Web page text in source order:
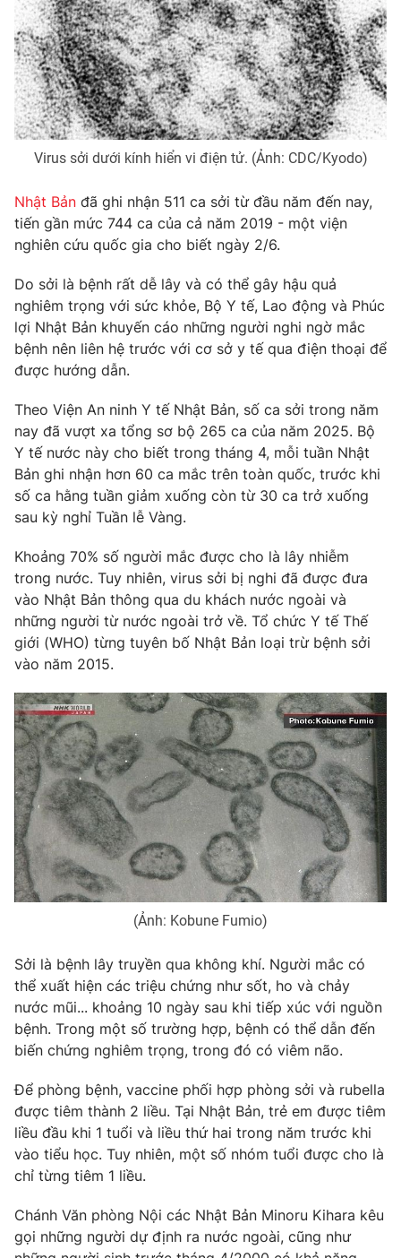
Góc doanh nghiệp
Truyền hình
Phim VTV
Hậu trường
Nhân vật
Khán giả
Giải sao mai
Giải trí
Điện ảnh
Đời sống
Du lịch
Làm đẹp
Chất lượng cuộc sống
Tuyển sinh
Học trực tuyến
Công nghệ
Sản phẩm
Thị trường
Tư vấn
Giao lưu trực tuyến
Lịch phát sóng
Emagazine Podcast
Photo Infographic
VTV Money VTV Thể thao
VTV Sức khoẻ Bất động sản
Thị trường 24h Tấm lòng Việt
VTV4 Vươn mình bằng AI
VTV9 VTV8
Liên hệ tòa soạn English
Theo dõi báo trên
Cơ quan chủ quản:
Đài Truyền hình Việt Nam
Cơ quan báo chí:Thời báo VTV
Giấy phép hoạt động báo in và báo điện tử số 483/GP-BTTTT
cấp ngày 29/12/2023
Tổng Biên tập: Vũ Thanh Thủy
Nguyễn Trọng Ninh
Tổng đài VTV:024.38 355 931 - 024.38 355 932
Virus sởi dưới kính hiển vi điện tử. (Ảnh: CDC/Kyodo)
Nhật Bản đã ghi nhận 511 ca sởi từ đầu năm đến nay,
tiến gần mức 744 ca của cả năm 2019 - một viện
nghiên cứu quốc gia cho biết ngày 2/6.
Do sởi là bệnh rất dễ lây và có thể gây hậu quả
nghiêm trọng với sức khỏe, Bộ Y tế, Lao động và Phúc
lợi Nhật Bản khuyến cáo những người nghi ngờ mắc
bệnh nên liên hệ trước với cơ sở y tế qua điện thoại để
được hướng dẫn.
Theo Viện An ninh Y tế Nhật Bản, số ca sởi trong năm
nay đã vượt xa tổng sơ bộ 265 ca của năm 2025. Bộ
Y tế nước này cho biết trong tháng 4, mỗi tuần Nhật
Bản ghi nhận hơn 60 ca mắc trên toàn quốc, trước khi
số ca hằng tuần giảm xuống còn từ 30 ca trở xuống
sau kỳ nghỉ Tuần lễ Vàng.
Khoảng 70% số người mắc được cho là lây nhiễm
trong nước. Tuy nhiên, virus sởi bị nghi đã được đưa
vào Nhật Bản thông qua du khách nước ngoài và
những người từ nước ngoài trở về. Tổ chức Y tế Thế
giới (WHO) từng tuyên bố Nhật Bản loại trừ bệnh sởi
vào năm 2015.
(Ảnh: Kobune Fumio)
Sởi là bệnh lây truyền qua không khí. Người mắc có
thể xuất hiện các triệu chứng như sốt, ho và chảy
nước mũi... khoảng 10 ngày sau khi tiếp xúc với nguồn
bệnh. Trong một số trường hợp, bệnh có thể dẫn đến
biến chứng nghiêm trọng, trong đó có viêm não.
Để phòng bệnh, vaccine phối hợp phòng sởi và rubella
được tiêm thành 2 liều. Tại Nhật Bản, trẻ em được tiêm
liều đầu khi 1 tuổi và liều thứ hai trong năm trước khi
vào tiểu học. Tuy nhiên, một số nhóm tuổi được cho là
chỉ từng tiêm 1 liều.
Chánh Văn phòng Nội các Nhật Bản Minoru Kihara kêu
gọi những người dự định ra nước ngoài, cũng như